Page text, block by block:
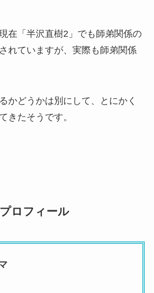
在「半沢直樹2」でも師弟関係の
れていますが、実際も師弟関係
かどうかは別にして、とにかく
きたそうです。
ロフィール